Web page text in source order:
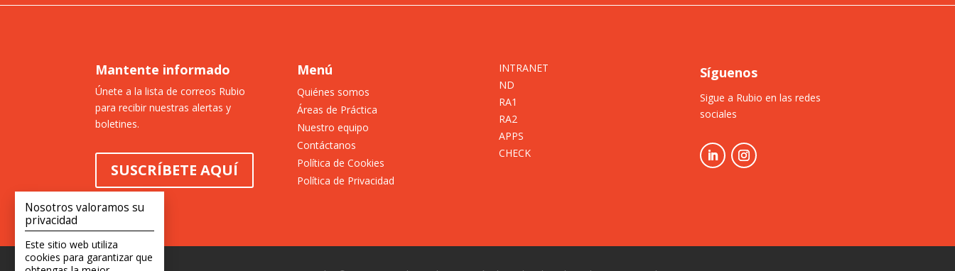
Mantente informado
Únete a la lista de correos Rubio
para recibir nuestras alertas y
boletines.
SUSCRÍBETE AQUÍ
Menú
Quiénes somos
Áreas de Práctica
Nuestro equipo
Contáctanos
Política de Cookies
Política de Privacidad
INTRANET
ND
RA1
RA2
APPS
CHECK
Síguenos
Sigue a Rubio en las redes
sociales
Nosotros valoramos su
privacidad
Este sitio web utiliza
cookies para garantizar que